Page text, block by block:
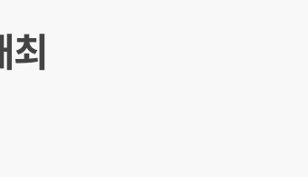
최